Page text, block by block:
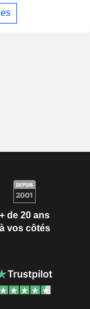
+ de 20 ans
à vos côtés